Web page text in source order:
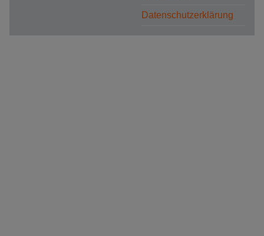
Datenschutzerklärung